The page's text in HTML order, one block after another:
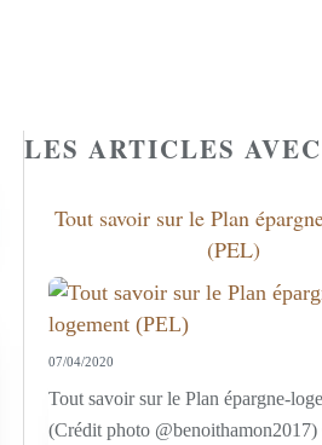
LES ARTICLES
Tout savoir sur le Plan
(PEL)
07/04/2020
Tout savoir sur le Plan épargne-
(Crédit photo @benoithamon2017)